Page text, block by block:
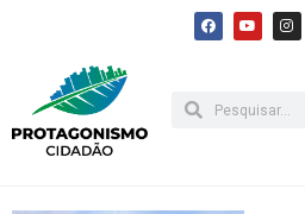
para
conteúdo